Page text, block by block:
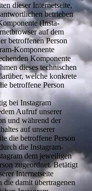
dieser Internetseite,
betrieben
(Insta-
auf dem
betroffenen Person
Komponente
Komponente
dieses technischen
welche konkrete
betroffene Person
bei Instagram
Aufruf unserer
und während der
auf unserer
die betroffene Person
die Instagram-
dem jeweiligen
zugeordnet. Betätigt
Internetseite
die damit übertragenen